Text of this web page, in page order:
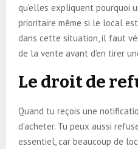
qu’elles expliquent pourquoi
prioritaire même si le local
dans cette situation, il faut
de la vente avant d’en tirer
Le droit de
Quand tu reçois une
d’acheter. Tu peux aussi
essentiel, car beaucoup de